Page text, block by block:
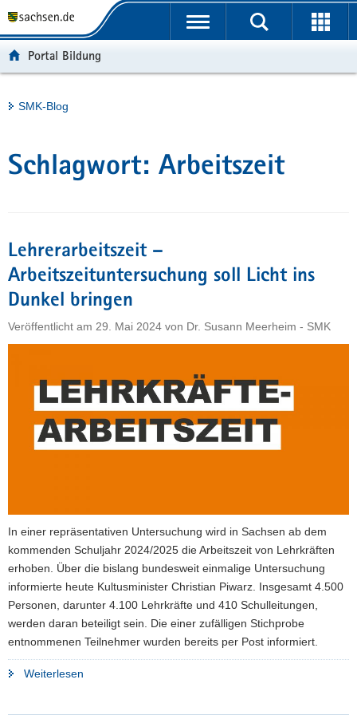
t
e
r
f
e
n
u
h
a
e
v
e
Portalübergreifende
Portal Bildung
Hauptinhalt
SMK-Blog
Schlagwort: Arbeitszeit
Lehrerarbeitszeit –
Arbeitszeituntersuchung soll Licht ins
Dunkel bringen
Veröffentlicht am 29. Mai 2024 von Dr. Susann Meerheim - SMK
In einer repräsentativen Untersuchung wird in Sachsen ab dem
kommenden Schuljahr 2024/2025 die Arbeitszeit von Lehrkräften
erhoben. Über die bislang bundesweit einmalige Untersuchung
informierte heute Kultusminister Christian Piwarz. Insgesamt 4.500
Personen, darunter 4.100 Lehrkräfte und 410 Schulleitungen,
werden daran beteiligt sein. Die einer zufälligen Stichprobe
entnommenen Teilnehmer wurden bereits per Post informiert.
Weiterlesen